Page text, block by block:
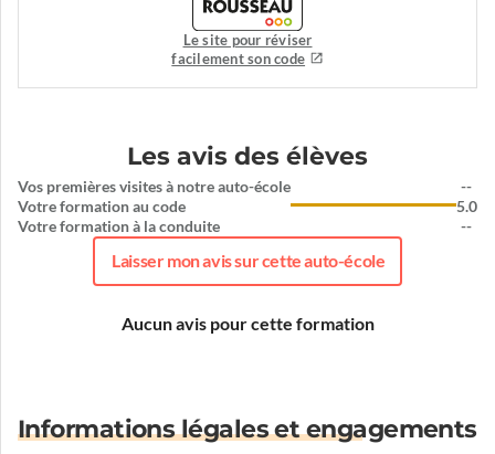
Le site pour réviser
facilement son code
Les avis des élèves
Vos premières visites à notre auto-école
Votre formation au code
Votre formation à la conduite
--
5.0
--
Laisser mon avis sur cette auto-école
Aucun avis pour cette formation
Informations légales et engagements